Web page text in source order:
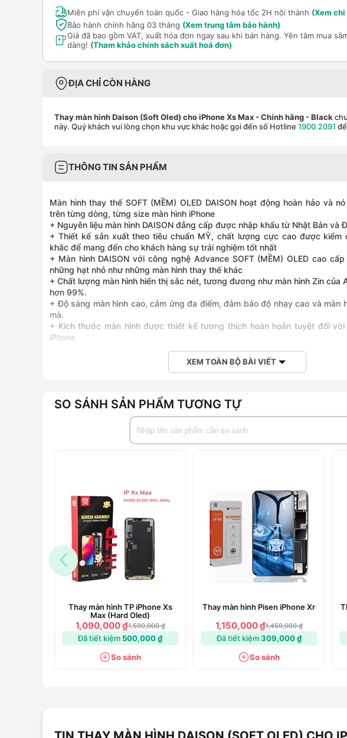
Miễn phí vận chuyển toàn quốc - Giao hàng hỏa tốc 2H nội thành (Xem
Bảo hành chính hãng 03 tháng (Xem trung tâm bảo hành)
Giá đã bao gồm VAT, xuất hóa đơn ngay sau khi bán hàng. Yên tâm mua
dàng! (Tham khảo chính sách xuất hoá đơn)
ĐỊA CHỈ CÒN HÀNG
Thay màn hình Daison (Soft Oled) cho iPhone Xs Max - Chính hãng - Black
này. Quý khách vui lòng chọn khu vực khác hoặc gọi đến số Hotline 1900.2091
THÔNG TIN SẢN PHẨM
Màn hình thay thế SOFT (MỀM) OLED DAISON hoạt động hoàn hảo và
trên từng dòng, từng size màn hình iPhone
+ Nguyên liệu màn hình DAISON đẳng cấp được nhập khẩu từ Nhật Bản và
+ Thiết kế sản xuất theo tiêu chuẩn MỸ, chất lượng cực cao được kiểm
khắc để mang đến cho khách hàng sự trải nghiệm tốt nhất
+ Màn hình DAISON với công nghệ Advance SOFT (MỀM) OLED cao
những hạt nhỏ như những màn hình thay thế khác
+ Chất lượng màn hình hiển thị sắc nét, tương đương như màn hình Zin của
hơn 99%.
+ Độ sáng màn hình cao, cảm ứng đa điểm, đảm bảo độ nhạy cao và màn
mà.
+ Kích thước màn hình được thiết kế tương thích hoàn hoản tuyệt đối
iPhone.
XEM TOÀN BỘ BÀI VIẾT
SO SÁNH SẢN PHẨM TƯƠNG TỰ
Thay màn hình TP iPhone Xs
Max (Hard Oled)
1,090,000 ₫1,590,000 ₫
Đã tiết kiệm 500,000 ₫
So sánh
Thay màn hình Pisen iPhone Xr
1,150,000 ₫1,459,000 ₫
Đã tiết kiệm309,000 ₫
So sánh